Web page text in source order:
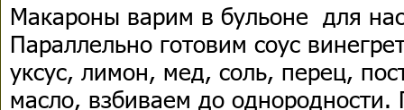
Макароны варим в бульоне для
Параллельно готовим соус
уксус, лимон, мед, соль, перец,
масло, взбиваем до